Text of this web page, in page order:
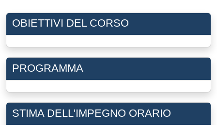
OBIETTIVI DEL CORSO
PROGRAMMA
STIMA DELL'IMPEGNO ORARIO